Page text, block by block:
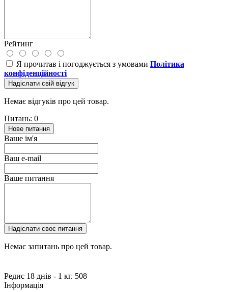
Рейтинг
Я прочитав і погоджується з умовами Політика
конфіденційності
Надіслати свій відгук
Немає відгуків про цей товар.
Питань: 0
Нове питання
Ваше ім'я
Ваш e-mail
Ваше питання
Надіслати своє питання
Немає запитань про цей товар.
Редис 18 днів - 1 кг. 508
Інформація